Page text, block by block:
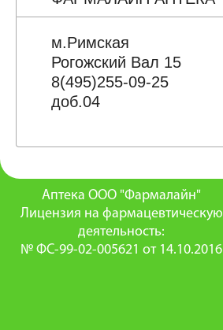
м.Римская
Рогожский Вал 15
8(495)255-09-25
доб.04
Аптека ООО "Фармалайн"
Лицензия на фармацевтическую
деятельность:
№ ФС-99-02-005621 от 14.10.2016